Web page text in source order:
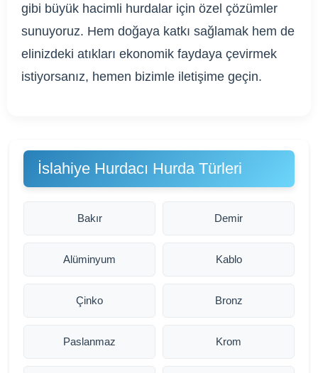
gibi büyük hacimli hurdalar için özel çözümler
sunuyoruz. Hem doğaya katkı sağlamak hem de
elinizdeki atıkları ekonomik faydaya çevirmek
istiyorsanız, hemen bizimle iletişime geçin.
İslahiye Hurdacı Hurda Türleri
Bakır Demir
Alüminyum Kablo
Çinko Bronz
Paslanmaz Krom